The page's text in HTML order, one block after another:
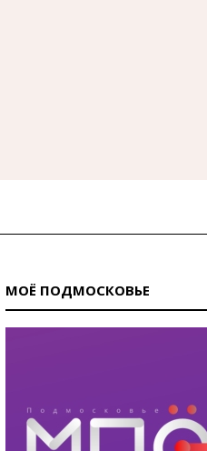
МОЁ ПОДМОСКОВЬЕ